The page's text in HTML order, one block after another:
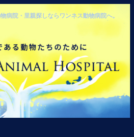
病院・里親探しならワンネス動物病院へ。